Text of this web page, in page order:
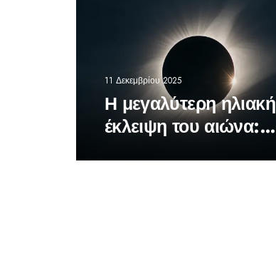
11 Δεκεμβρίου 2025
Η μεγαλύτερη ηλιακή
έκλειψη του αιώνα: